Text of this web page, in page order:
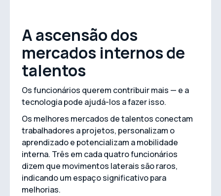
A ascensão dos
mercados internos de
talentos
Os funcionários querem contribuir mais — e a
tecnologia pode ajudá-los a fazer isso.
Os melhores mercados de talentos conectam
trabalhadores a projetos, personalizam o
aprendizado e potencializam a mobilidade
interna. Três em cada quatro funcionários
dizem que movimentos laterais são raros,
indicando um espaço significativo para
melhorias.